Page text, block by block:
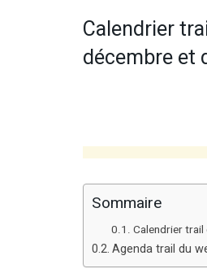
Calendrier
décembre et
Sommaire
Calendrier
Agenda trail du